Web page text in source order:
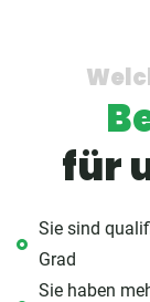
für
Sie sind
Grad
Sie haben